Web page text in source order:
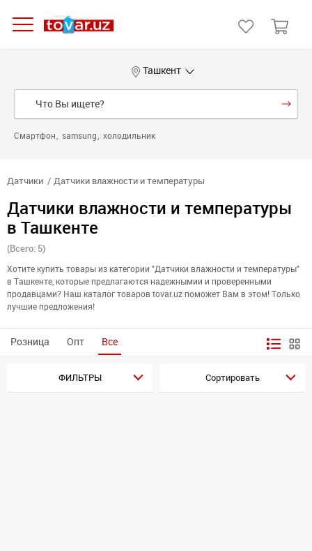
Ташкент
Смартфон samsung холодильник
Датчики Датчики влажности и температуры
Датчики влажности и температуры
в Ташкенте
(Всего: 5)
Хотите купить товары из категории "Датчики влажности и температуры"
в Ташкенте, которые предлагаются надежнымии и проверенными
продавцами? Наш каталог товаров tovar.uz поможет Вам в этом! Только
лучшие предложения!
Розница Опт Все
ФИЛЬТРЫ Сортировать